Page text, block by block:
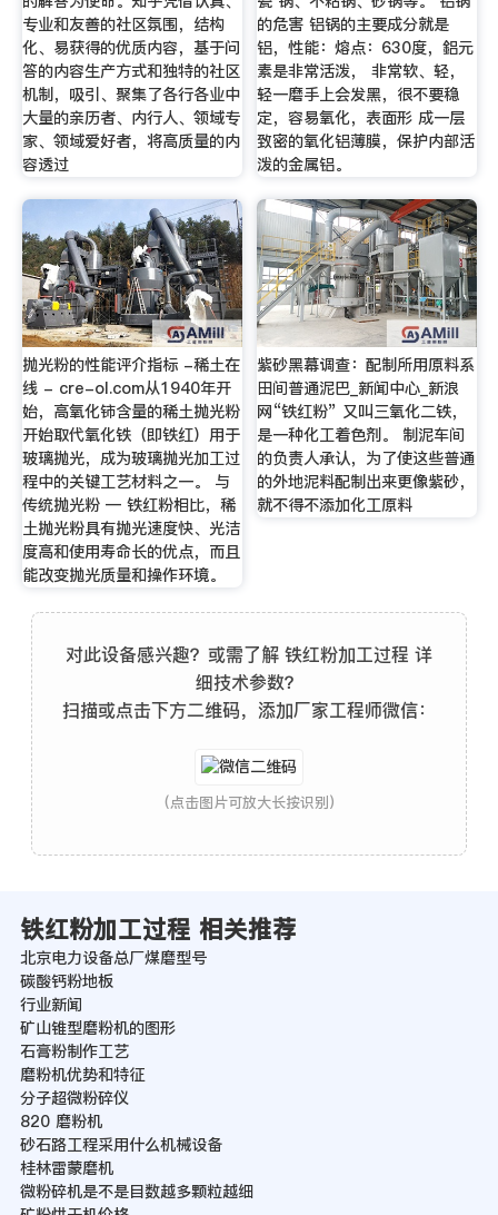
专业和友善的社区氛围，结构
化、易获得的优质内容，基于问
答的内容生产方式和独特的社区
机制，吸引、聚集了各行各业中
大量的亲历者、内行人、领域专
家、领域爱好者，将高质量的内
容透过
的危害 铝锅的主要成分就是
铝，性能：熔点：630度，鋁元
素是非常活泼， 非常软、轻，
轻一磨手上会发黑，很不要稳
定，容易氧化，表面形 成一层
致密的氧化铝薄膜，保护内部活
泼的金属铝。
抛光粉的性能评介指标 -稀土在
线 - cre-ol.com从1940年开
始，高氧化铈含量的稀土抛光粉
开始取代氧化铁（即铁红）用于
玻璃抛光，成为玻璃抛光加工过
程中的关键工艺材料之一。 与
传统抛光粉 — 铁红粉相比，稀
土抛光粉具有抛光速度快、光洁
度高和使用寿命长的优点，而且
能改变抛光质量和操作环境。
紫砂黑幕调查：配制所用原料系
田间普通泥巴_新闻中心_新浪
网“铁红粉” 又叫三氧化二铁，
是一种化工着色剂。 制泥车间
的负责人承认，为了使这些普通
的外地泥料配制出来更像紫砂，
就不得不添加化工原料
对此设备感兴趣？或需了解 铁红粉加工过程 详
细技术参数？
扫描或点击下方二维码，添加厂家工程师微信：
(点击图片可放大长按识别)
铁红粉加工过程 相关推荐
北京电力设备总厂煤磨型号
碳酸钙粉地板
行业新闻
矿山锥型磨粉机的图形
石膏粉制作工艺
磨粉机优势和特征
分子超微粉碎仪
820 磨粉机
砂石路工程采用什么机械设备
桂林雷蒙磨机
微粉碎机是不是目数越多颗粒越细